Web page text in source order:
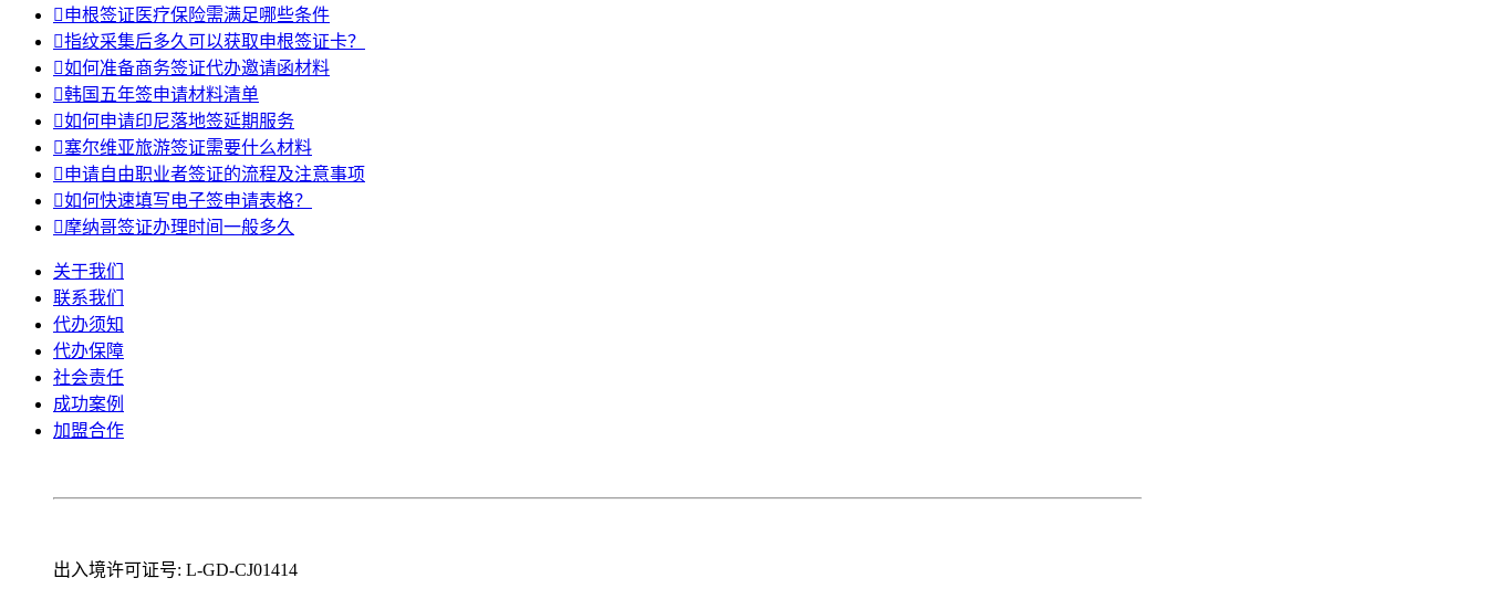
申根签证医疗保险需满足哪些条件
指纹采集后多久可以获取申根签证卡？
如何准备商务签证代办邀请函材料
韩国五年签申请材料清单
如何申请印尼落地签延期服务
塞尔维亚旅游签证需要什么材料
申请自由职业者签证的流程及注意事项
如何快速填写电子签申请表格？
摩纳哥签证办理时间一般多久
关于我们
联系我们
代办须知
代办保障
社会责任
成功案例
加盟合作
出入境许可证号: L-GD-CJ01414